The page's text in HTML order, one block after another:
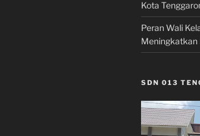
Kota
Peran Wali
Meningkatkan
SDN 013